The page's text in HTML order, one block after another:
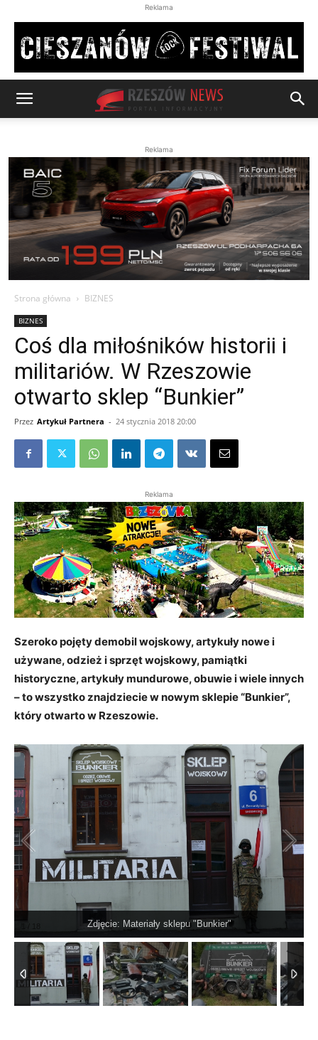
Reklama
Reklama
Strona główna BIZNES
BIZNES
Coś dla miłośników historii i
militariów. W Rzeszowie
otwarto sklep “Bunkier”
Przez Artykuł Partnera - 24 stycznia 2018 20:00
Reklama
Szeroko pojęty demobil wojskowy, artykuły nowe i
używane, odzież i sprzęt wojskowy, pamiątki
historyczne, artykuły mundurowe, obuwie i wiele innych
– to wszystko znajdziecie w nowym sklepie “Bunkier”,
który otwarto w Rzeszowie.
Zdjęcie: Materiały sklepu "Bunkier"